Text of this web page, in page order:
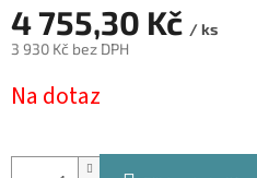
4 755,30 Kč / ks
3 930 Kč bez DPH
cena:
Na dotaz